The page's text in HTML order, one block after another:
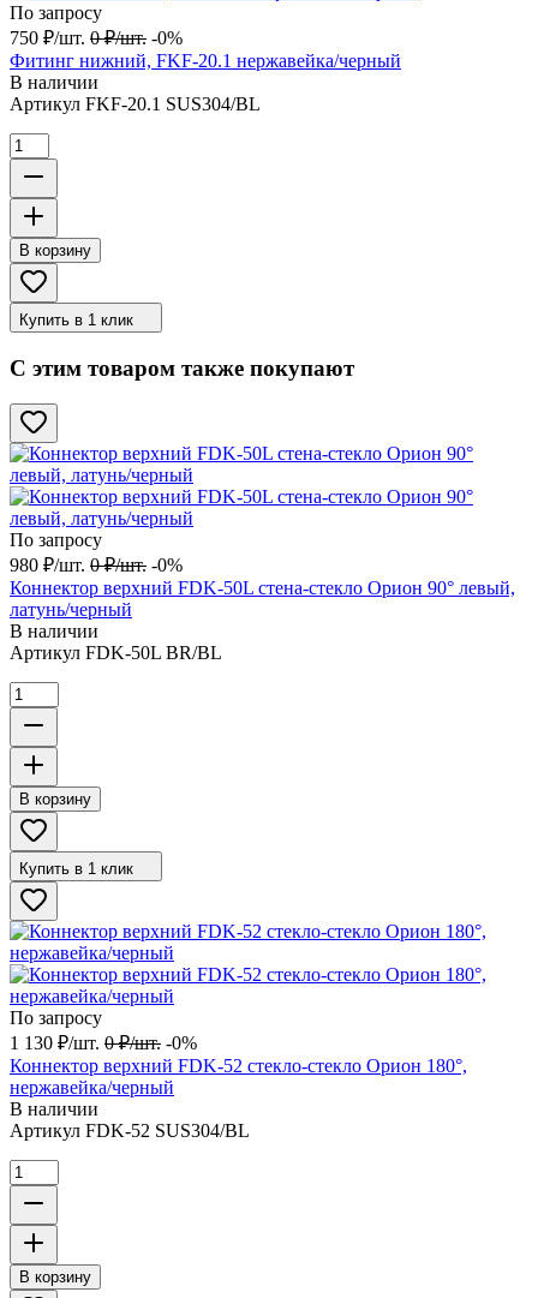
По запросу
750 ₽/шт. 0 ₽/шт. -0%
Фитинг нижний, FKF-20.1 нержавейка/черный
В наличии
Артикул FKF-20.1 SUS304/BL
В корзину
Купить в 1 клик
С этим товаром также покупают
По запросу
980 ₽/шт. 0 ₽/шт. -0%
Коннектор верхний FDK-50L стена-стекло Орион 90° левый,
латунь/черный
В наличии
Артикул FDK-50L BR/BL
В корзину
Купить в 1 клик
По запросу
1 130 ₽/шт. 0 ₽/шт. -0%
Коннектор верхний FDK-52 стекло-стекло Орион 180°,
нержавейка/черный
В наличии
Артикул FDK-52 SUS304/BL
В корзину